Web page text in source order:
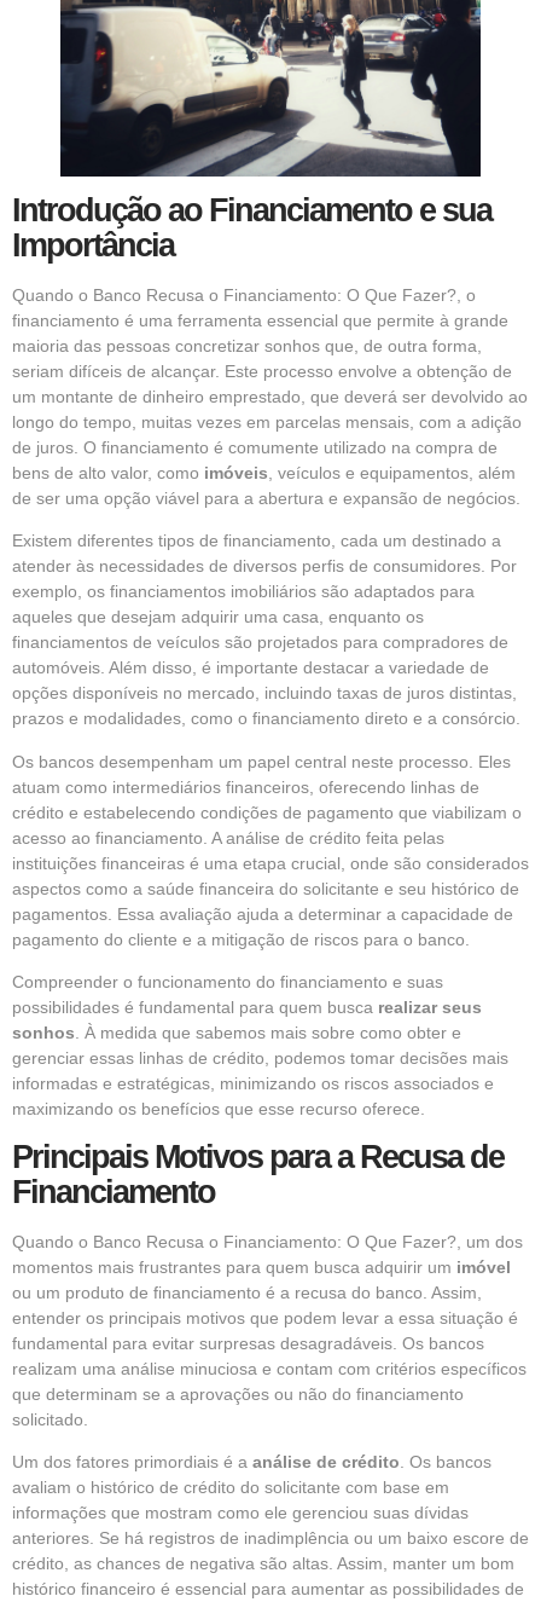
Introdução ao Financiamento e sua
Importância
Quando o Banco Recusa o Financiamento: O Que Fazer?, o
financiamento é uma ferramenta essencial que permite à grande
maioria das pessoas concretizar sonhos que, de outra forma,
seriam difíceis de alcançar. Este processo envolve a obtenção de
um montante de dinheiro emprestado, que deverá ser devolvido ao
longo do tempo, muitas vezes em parcelas mensais, com a adição
de juros. O financiamento é comumente utilizado na compra de
bens de alto valor, como imóveis , veículos e equipamentos, além
de ser uma opção viável para a abertura e expansão de negócios.
Existem diferentes tipos de financiamento, cada um destinado a
atender às necessidades de diversos perfis de consumidores. Por
exemplo, os financiamentos imobiliários são adaptados para
aqueles que desejam adquirir uma casa, enquanto os
financiamentos de veículos são projetados para compradores de
automóveis. Além disso, é importante destacar a variedade de
opções disponíveis no mercado, incluindo taxas de juros distintas,
prazos e modalidades, como o financiamento direto e a consórcio.
Os bancos desempenham um papel central neste processo. Eles
atuam como intermediários financeiros, oferecendo linhas de
crédito e estabelecendo condições de pagamento que viabilizam o
acesso ao financiamento. A análise de crédito feita pelas
instituições financeiras é uma etapa crucial, onde são considerados
aspectos como a saúde financeira do solicitante e seu histórico de
pagamentos. Essa avaliação ajuda a determinar a capacidade de
pagamento do cliente e a mitigação de riscos para o banco.
Compreender o funcionamento do financiamento e suas
possibilidades é fundamental para quem busca realizar seus
sonhos . À medida que sabemos mais sobre como obter e
gerenciar essas linhas de crédito, podemos tomar decisões mais
informadas e estratégicas, minimizando os riscos associados e
maximizando os benefícios que esse recurso oferece.
Principais Motivos para a Recusa de
Financiamento
Quando o Banco Recusa o Financiamento: O Que Fazer?, um dos
momentos mais frustrantes para quem busca adquirir um imóvel
ou um produto de financiamento é a recusa do banco. Assim,
entender os principais motivos que podem levar a essa situação é
fundamental para evitar surpresas desagradáveis. Os bancos
realizam uma análise minuciosa e contam com critérios específicos
que determinam se a aprovações ou não do financiamento
solicitado.
Um dos fatores primordiais é a análise de crédito Os bancos
avaliam o histórico de crédito do solicitante com base em
informações que mostram como ele gerenciou suas dívidas
anteriores. Se há registros de inadimplência ou um baixo escore de
crédito, as chances de negativa são altas. Assim, manter um bom
histórico financeiro é essencial para aumentar as possibilidades de